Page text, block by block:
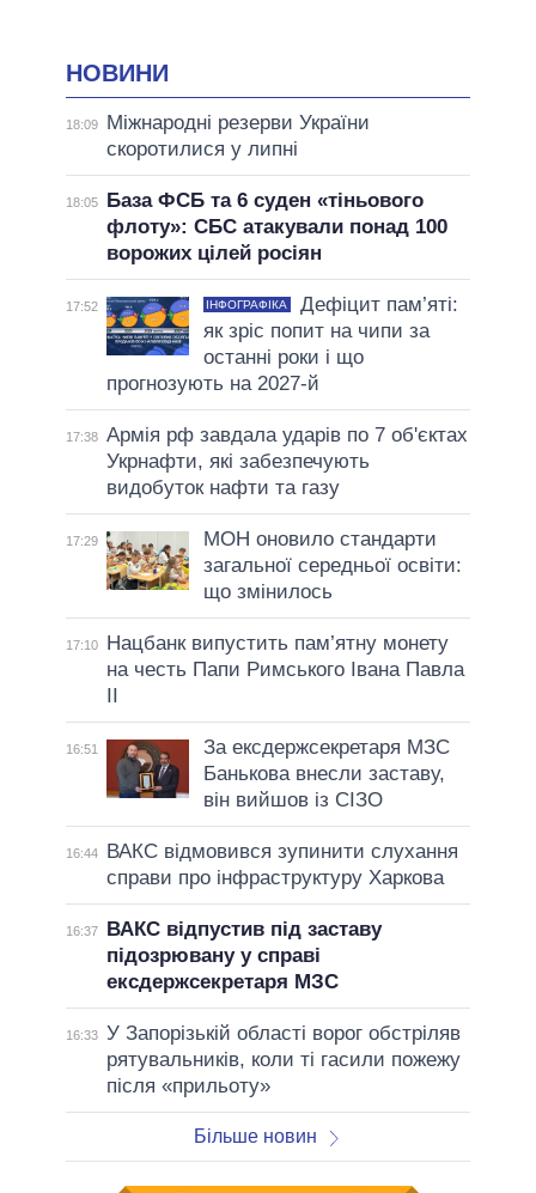
НОВИНИ
18:09
Міжнародні резерви України
скоротилися у липні
18:05
База ФСБ та 6 суден «тіньового
флоту»: СБС атакували понад 100
ворожих цілей росіян
17:52 ІНФОГРАФІКА
Дефіцит пам’яті:
як зріс попит на чипи за
останні роки і що
прогнозують на 2027-й
17:38 Армія рф завдала ударів по 7 об'єктах
Укрнафти, які забезпечують
видобуток нафти та газу
17:29
МОН оновило стандарти
загальної середньої освіти:
що змінилось
17:10
Нацбанк випустить пам’ятну монету
на честь Папи Римського Івана Павла
II
16:51
За ексдержсекретаря МЗС
Банькова внесли заставу,
він вийшов із СІЗО
16:44
ВАКС відмовився зупинити слухання
справи про інфраструктуру Харкова
16:37
ВАКС відпустив під заставу
підозрювану у справі
ексдержсекретаря МЗС
16:33 У Запорізькій області ворог обстріляв
рятувальників, коли ті гасили пожежу
після «прильоту»
Більше новин